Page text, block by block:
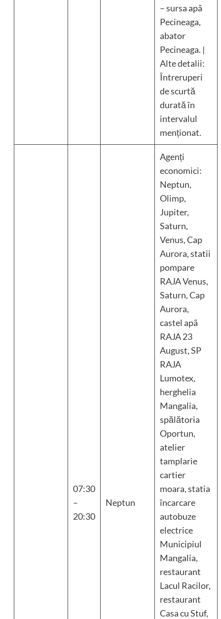
– sursa apã
Pecineaga,
abator
Pecineaga. |
Alte detalii:
Întreruperi
de scurtă
durată în
intervalul
menționat.
07:30
–
20:30
Neptun
Agenți
economici:
Neptun,
Olimp,
Jupiter,
Saturn,
Venus, Cap
Aurora, statii
pompare
RAJA Venus,
Saturn, Cap
Aurora,
castel apã
RAJA 23
August, SP
RAJA
Lumotex,
herghelia
Mangalia,
spălătoria
Oportun,
atelier
tamplarie
cartier
moara, statia
încarcare
autobuze
electrice
Municipiul
Mangalia,
restaurant
Lacul Racilor,
restaurant
Casa cu Stuf,